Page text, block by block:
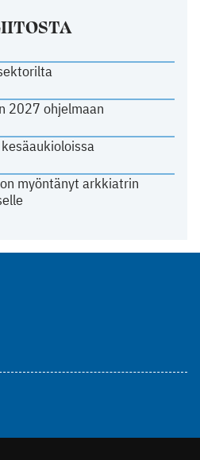
2027 ohjelmaan
myöntänyt arkkiatrin